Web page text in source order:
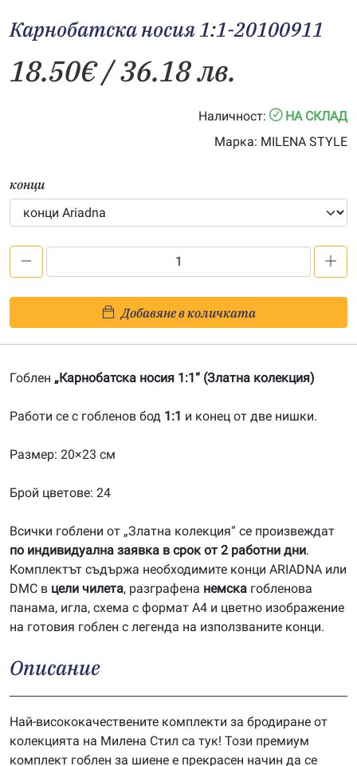
Карнобатска носия 1:1-20100911
18.50€/ 36.18 лв.
Наличност:
НА СКЛАД
Марка: MILENA STYLE
конци
носия
1:1-
Добавяне в количката
Гоблен „Карнобатска носия 1:1“ (Златна колекция)
Работи се с гобленов бод 1:1 и конец от две нишки.
Размер: 20×23 см
Брой цветове: 24
Всички гоблени от „Златна колекция“ се произвеждат
по индивидуална заявка в срок от 2 работни дни.
Комплектът съдържа необходимите конци ARIADNA или
DMC в цели чилета, разграфена немска гобленова
панама, игла, схема с формат А4 и цветно изображение
на готовия гоблен с легенда на използваните конци.
Описание
Най-висококачествените комплекти за бродиране от
колекцията на Милена Стил са тук! Този премиум
комплект гоблен за шиене е прекрасен начин да се